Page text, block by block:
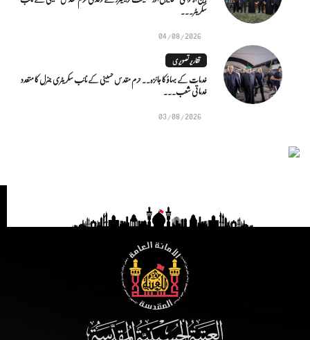
سکریٹر...
04/08/2026
تقاریر تصویری
خدمات کے بہاؤ کا جائزہ.. حرم مقدس حسینی کے نائب سکریٹری جنرل کا متعدد
خدماتی شعب...
03/08/2026